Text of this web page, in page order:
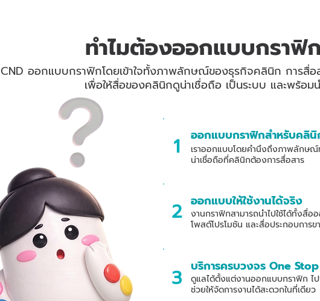
ทำไมต้องออกแบบกราฟิ
CND ออกแบบกราฟิกโดยเข้าใจทั้งภาพลักษณ์ของธุรกิจคลินิก การสื่อส
เพื่อให้สื่อของคลินิกดูน่าเชื่อถือ เป็นระบบ และพร้อม
1 ออกแบบกราฟิกสำหรับคลินิ
เราออกแบบโดยคำนึงถึงภาพลักษณ์
น่าเชื่อถือที่คลินิกต้องการสื่อสาร
2 ออกแบบให้ใช้งานได้จริง
งานกราฟิกสามารถนำไปใช้ได้ทั้งสื่
โพสต์โปรโมชัน และสื่อประกอบการข
3 บริการครบวงจร One
ดูแลได้ตั้งแต่งานออกแบบกราฟิก
ช่วยให้จัดการงานได้สะดวกในที่เดียว